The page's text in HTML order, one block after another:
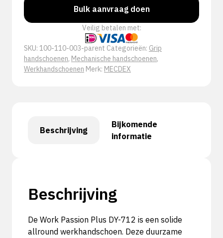
Bulk aanvraag doen
Veilig betalen met:
SKU: 100-110-003-parent Categorieën: Grip
handschoenen, Mechanische handschoenen,
Werkhandschoenen Merk: MECDEX
Beschrijving
Bijkomende
informatie
Beschrijving
De Work Passion Plus DY-712 is een solide
allround werkhandschoen. Deze duurzame